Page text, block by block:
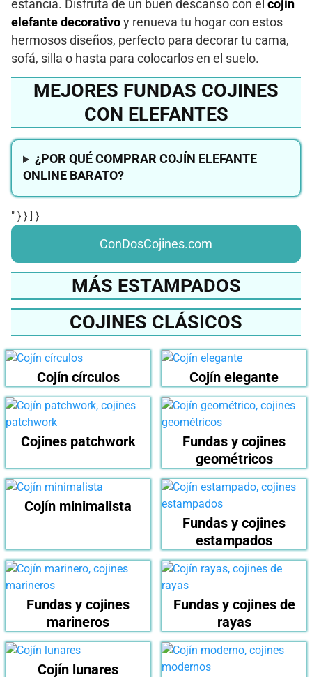
estancia. Disfruta de un buen descanso con el cojín
elefante decorativo y renueva tu hogar con estos
hermosos diseños, perfecto para decorar tu cama,
sofá, silla o hasta para colocarlos en el suelo.
MEJORES FUNDAS COJINES
CON ELEFANTES
¿POR QUÉ COMPRAR COJÍN ELEFANTE
ONLINE BARATO?
" } } ] }
ConDosCojines.com
MÁS ESTAMPADOS
COJINES CLÁSICOS
Cojín círculos Cojín elegante
Cojines patchwork
Fundas y cojines
geométricos
Cojín minimalista
Fundas y cojines
estampados
Fundas y cojines
marineros
Fundas y cojines de
rayas
Cojín lunares